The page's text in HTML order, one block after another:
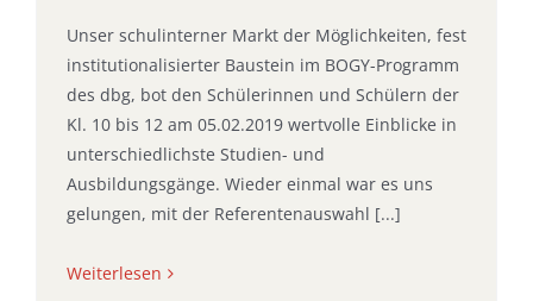
Unser schulinterner Markt der Möglichkeiten, fest
institutionalisierter Baustein im BOGY-Programm
des dbg, bot den Schülerinnen und Schülern der
Kl. 10 bis 12 am 05.02.2019 wertvolle Einblicke in
unterschiedlichste Studien- und
Ausbildungsgänge. Wieder einmal war es uns
gelungen, mit der Referentenauswahl [...]
Weiterlesen